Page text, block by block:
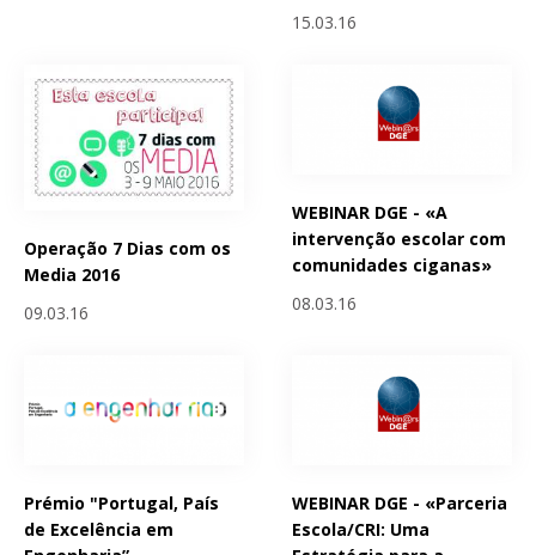
15.03.16
Operação 7 Dias com os
Media 2016
09.03.16
WEBINAR DGE - «A
intervenção escolar com
comunidades ciganas»
08.03.16
Prémio "Portugal, País
de Excelência em
WEBINAR DGE - «Parceria
Escola/CRI: Uma